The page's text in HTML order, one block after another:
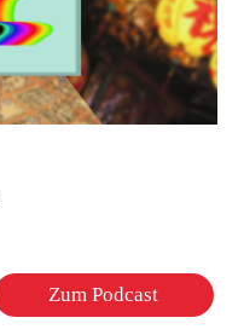
Zum Podcast